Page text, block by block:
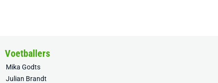
Voetballers
Mika Godts
Julian Brandt